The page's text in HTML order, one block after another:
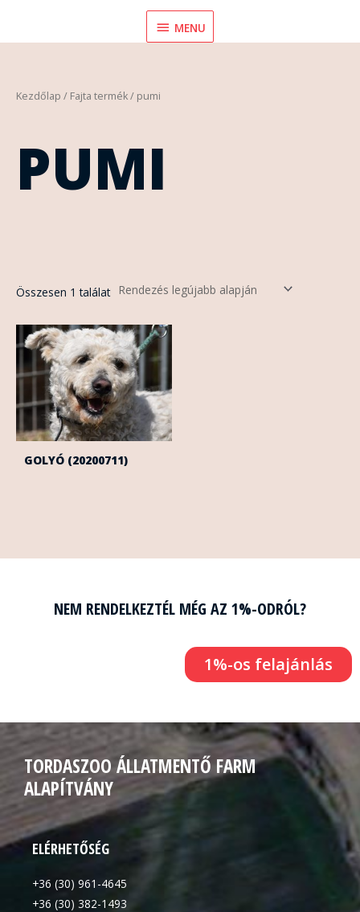
MENU
MENU
Kezdőlap / Fajta termék / pumi
PUMI
Összesen 1 találat
GOLYÓ (20200711)
NEM RENDELKEZTÉL MÉG AZ 1%-ODRÓL?
1%-os felajánlás
TORDASZOO ÁLLATMENTŐ FARM
ALAPÍTVÁNY
ELÉRHETŐSÉG
+36 (30) 961-4645
+36 (30) 382-1493